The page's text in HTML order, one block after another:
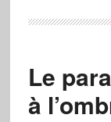
Le
à